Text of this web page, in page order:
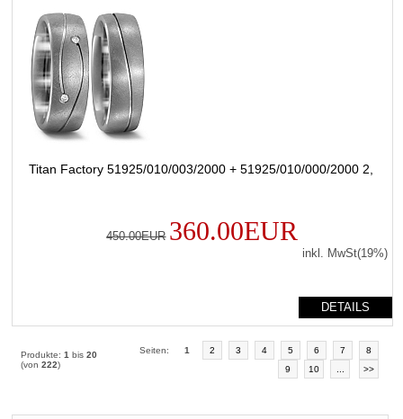
Titan Factory 51925/010/003/2000 + 51925/010/000/2000 2,
450.00EUR 360.00EUR
inkl. MwSt(19%)
DETAILS
Produkte:1 bis20
(von222)
Seiten: 1 2 3 4 5 6 7
8
9
10 >>